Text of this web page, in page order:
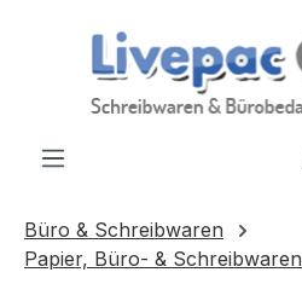
Zum Hauptinhalt springen
Büro & Schreibwaren
Papier, Büro- & Schreibwaren